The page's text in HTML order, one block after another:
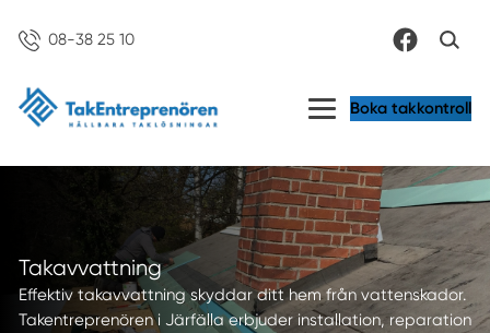
08-38 25 10
Boka takkontroll
Takavvattning
Effektiv takavvattning skyddar ditt hem från vattenskador.
Takentreprenören i Järfälla erbjuder installation, reparation